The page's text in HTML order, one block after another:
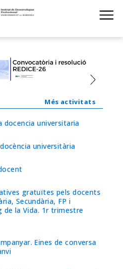
Institut de
docencia universitaria
universitària
gratuïtes pels docents
Secundària, FP i
de la Vida. 1r trimestre
Eines de conversa
Més activitats